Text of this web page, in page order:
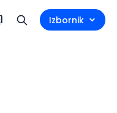
Izbornik